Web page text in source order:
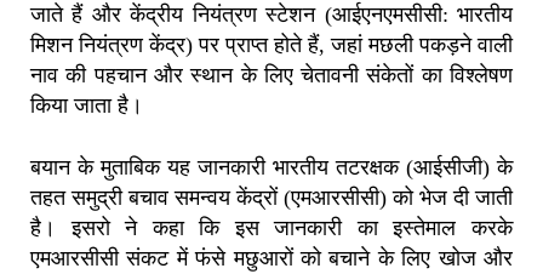
जाते हैं और केंद्रीय नियंत्रण स्टेशन (आईएनएमसीसी: भारतीय
मिशन नियंत्रण केंद्र) पर प्राप्त होते हैं, जहां मछली पकड़ने वाली
नाव की पहचान और स्थान के लिए चेतावनी संकेतों का विश्लेषण
किया जाता है।
बयान के मुताबिक यह जानकारी भारतीय तटरक्षक (आईसीजी) के
तहत समुद्री बचाव समन्वय केंद्रों (एमआरसीसी) को भेज दी जाती
है। इसरो ने कहा कि इस जानकारी का इस्तेमाल करके
एमआरसीसी संकट में फंसे मछुआरों को बचाने के लिए खोज और